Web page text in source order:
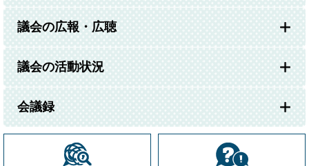
議会の広報・広聴
議会の活動状況
会議録